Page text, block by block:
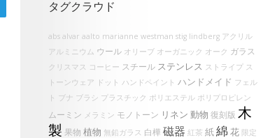
タグクラウド
abs alvar aalto marianne westman stig lindberg アクリル
アルミニウム ウール オリーブ オーガニック オーク ガラス
クリスマス コーヒー スチール ステンレス ストライプ ス
トーンウェア ドット ハンドペイント ハンドメイド フェル
ト ブナ ブラシ プラスチック ポリエステル ポリプロピレン
ムーミン メラミン モノトーン リネン 動物 復刻版 木
製 果物 植物 無鉛ガラス 白樺 磁器 紅茶 紙綿 花 限定